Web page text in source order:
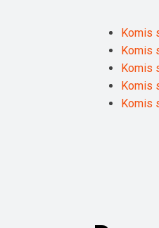
Komis
Komis
Komis
Komis
Komis